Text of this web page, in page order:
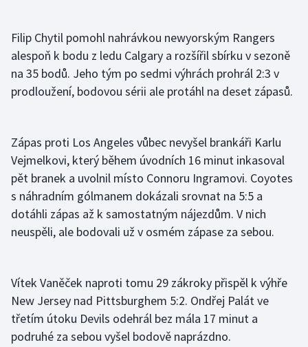
Filip Chytil pomohl nahrávkou newyorským Rangers
alespoň k bodu z ledu Calgary a rozšířil sbírku v sezoně
na 35 bodů. Jeho tým po sedmi výhrách prohrál 2:3 v
prodloužení, bodovou sérii ale protáhl na deset zápasů.
Zápas proti Los Angeles vůbec nevyšel brankáři Karlu
Vejmelkovi, který během úvodních 16 minut inkasoval
pět branek a uvolnil místo Connoru Ingramovi. Coyotes
s náhradním gólmanem dokázali srovnat na 5:5 a
dotáhli zápas až k samostatným nájezdům. V nich
neuspěli, ale bodovali už v osmém zápase za sebou.
Vítek Vaněček naproti tomu 29 zákroky přispěl k výhře
New Jersey nad Pittsburghem 5:2. Ondřej Palát ve
třetím útoku Devils odehrál bez mála 17 minut a
podruhé za sebou vyšel bodově naprázdno.